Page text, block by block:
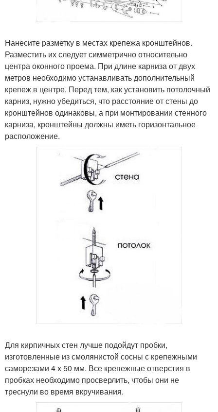
Нанесите разметку в местах крепежа кронштейнов.
Разместить их следует симметрично относительно
центра оконного проема. При длине карниза от двух
метров необходимо устанавливать дополнительный
крепеж в центре. Перед тем, как установить потолочный
карниз, нужно убедиться, что расстояние от стены до
кронштейнов одинаковы, а при монтировании стенного
карниза, кронштейны должны иметь горизонтальное
расположение.
Для кирпичных стен лучше подойдут пробки,
изготовленные из смолянистой сосны с крепежными
саморезами 4 х 50 мм. Все крепежные отверстия в
пробках необходимо просверлить, чтобы они не
треснули во время вкручивания.